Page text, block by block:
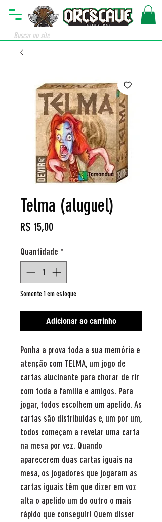
Telma (aluguel)
R$ 15,00Preço
Quantidade *
Somente 1 em estoque
Adicionar ao carrinho
Ponha a prova toda a sua memória e
atenção com TELMA, um jogo de
cartas alucinante para chorar de rir
com toda a família e amigos. Para
jogar, todos escolhem um apelido. As
cartas são distribuídas e, um por um,
todos começam a revelar uma carta
na mesa por vez. Quando
aparecerem duas cartas iguais na
mesa, os jogadores que jogaram as
cartas iguais têm que dizer em voz
alta o apelido um do outro o mais
rápido que conseguir! Quem disser